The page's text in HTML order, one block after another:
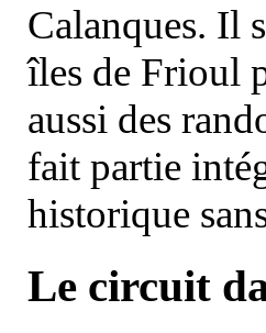
Calanques. Il
îles de Frioul
aussi des
fait partie
historique
Le circuit